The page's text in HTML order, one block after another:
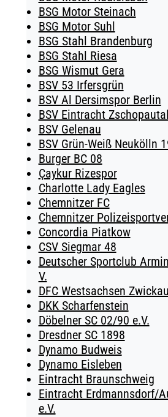
BSG Motor Steinach
BSG Motor Suhl
BSG Stahl Brandenburg
BSG Stahl Riesa
BSG Wismut Gera
BSV 53 Irfersgrün
BSV Al Dersimspor Berlin
BSV Eintracht Zschopautal
BSV Gelenau
BSV Grün-Weiß Neukölln
Burger BC 08
Çaykur Rizespor
Charlotte Lady Eagles
Chemnitzer FC
Chemnitzer
Concordia Piatkow
CSV Siegmar 48
Deutscher Sportclub
V.
DFC Westsachsen Zwickau
DKK Scharfenstein
Döbelner SC 02/90 e.V.
Dresdner SC 1898
Dynamo Budweis
Dynamo Eisleben
Eintracht Braunschweig
Eintracht Erdmannsdorf/
e.V.